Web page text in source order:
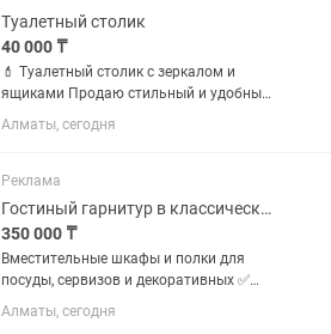
Туалетный столик
40 000 ₸
💄 Туалетный столик с зеркалом и
ящиками Продаю стильный и удобный
туалетный столик. В комплекте:
зеркало, вместительные ящики для
Состояние - отличное....
Алматы, сегодня
Реклама
Гостиный гарнитур в классическом стиле
350 000 ₸
Вместительные шкафы и полки для
посуды, сервизов и декоративных ✅
Большой комод с выдвижными
ящиками и боковыми отделениями ✅
Алматы, сегодня